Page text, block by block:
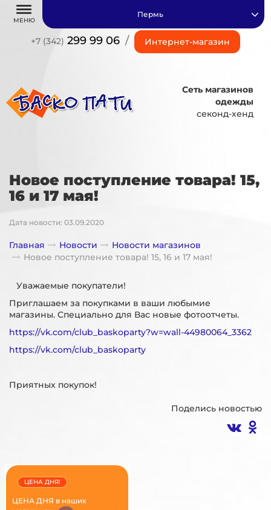
МЕНЮ
+7 (342) 299 99 06 / Интернет-магазин
Пермь
Сеть магазинов
одежды
секонд-хенд
Новое поступление товара! 15,
16 и 17 мая!
Дата новости: 03.09.2020
Главная Новости
Новости магазинов
Новое поступление товара! 15, 16 и 17 мая!
Уважаемые покупатели!
Приглашаем за покупками в ваши любымие
магазины. Специально для Вас новые фотоотчеты.
https://vk.com/club_baskoparty?w=wall-44980064_3362
https://vk.com/club_baskoparty
Приятных покупок!
Поделись новостью
ЦЕНА ДНЯ в наших
ЦЕНА ДНЯ!